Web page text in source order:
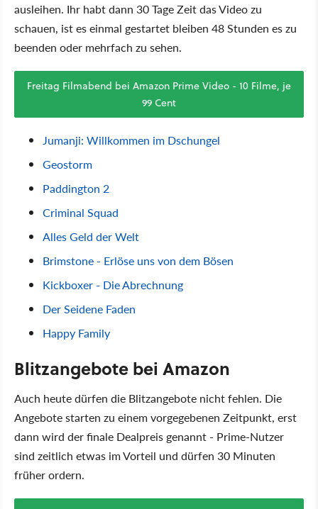
ausleihen. Ihr habt dann 30 Tage Zeit das Video zu
schauen, ist es einmal gestartet bleiben 48 Stunden es zu
beenden oder mehrfach zu sehen.
Freitag Filmabend bei Amazon Prime Video - 10 Filme, je
99 Cent
Jumanji: Willkommen im Dschungel
Geostorm
Paddington 2
Criminal Squad
Alles Geld der Welt
Brimstone - Erlöse uns von dem Bösen
Kickboxer - Die Abrechnung
Der Seidene Faden
Happy Family
Blitzangebote bei Amazon
Auch heute dürfen die Blitzangebote nicht fehlen. Die
Angebote starten zu einem vorgegebenen Zeitpunkt, erst
dann wird der finale Dealpreis genannt - Prime-Nutzer
sind zeitlich etwas im Vorteil und dürfen 30 Minuten
früher ordern.